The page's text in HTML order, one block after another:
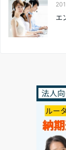
エ